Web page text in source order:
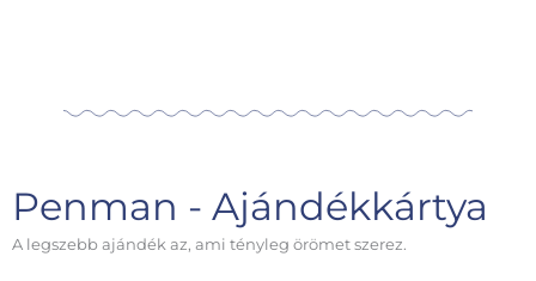
Penman - Ajándékkártya
A legszebb ajándék az, ami tényleg örömet szerez.